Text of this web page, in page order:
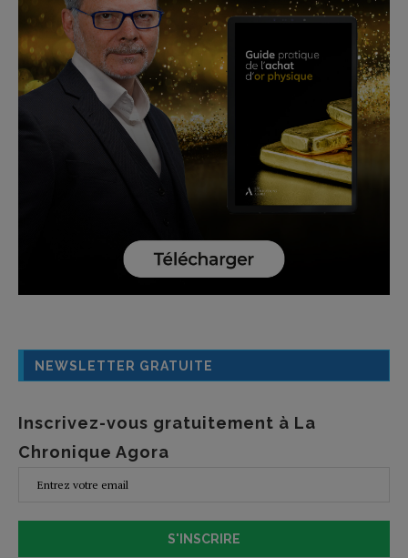
NEWSLETTER GRATUITE
Inscrivez-vous gratuitement à La
Chronique Agora
S'INSCRIRE